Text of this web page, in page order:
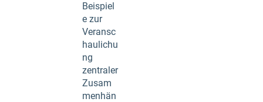
Beispiel
e zur
Veransc
haulichu
ng
zentraler
Zusam
menhän